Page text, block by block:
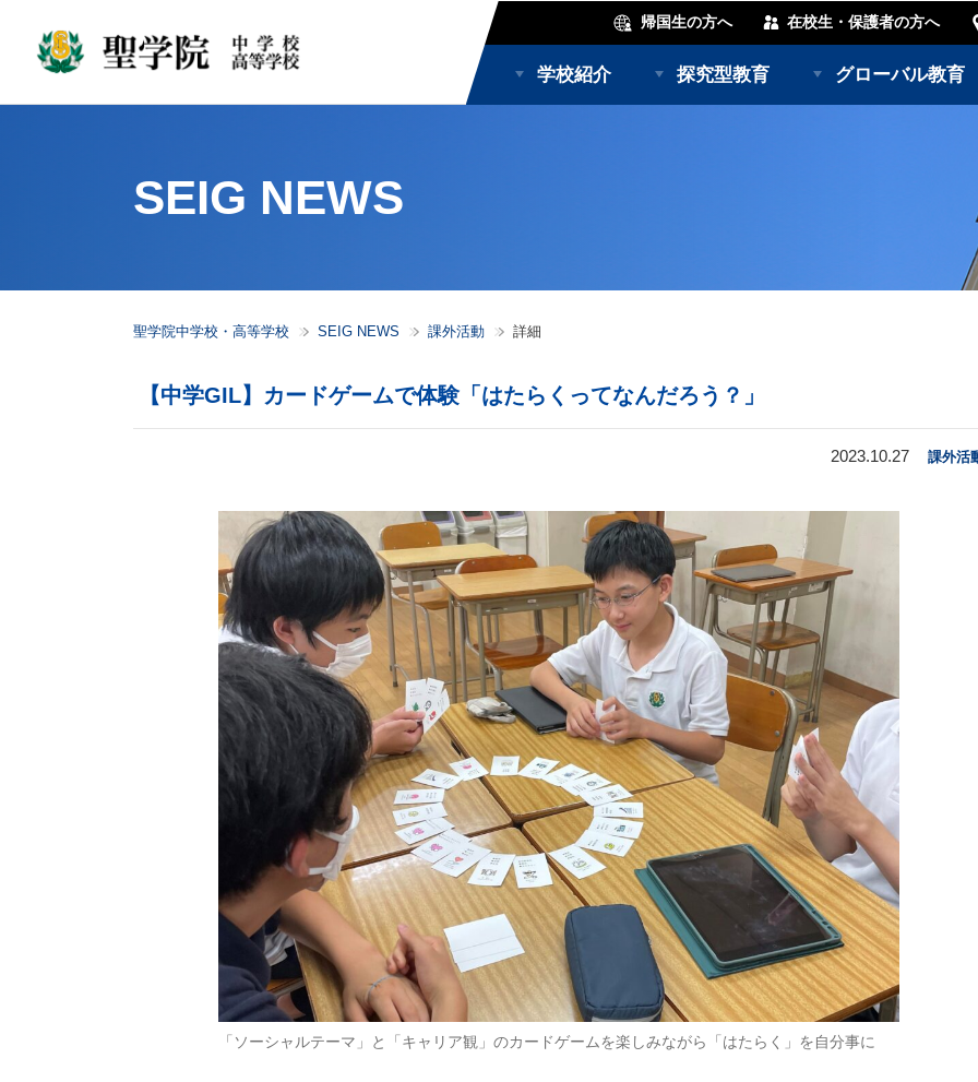
帰国生の方へ 在校生・保護者の方へ
学校紹介 探究型教育 グローバル教育
SEIG NEWS
聖学院中学校・高等学校 SEIG NEWS 課外活動 詳細
【中学GIL】カードゲームで体験「はたらくってなんだろう？」
2023.10.27 課外活
「ソーシャルテーマ」と「キャリア観」のカードゲームを楽しみながら「はたらく」を自分事に